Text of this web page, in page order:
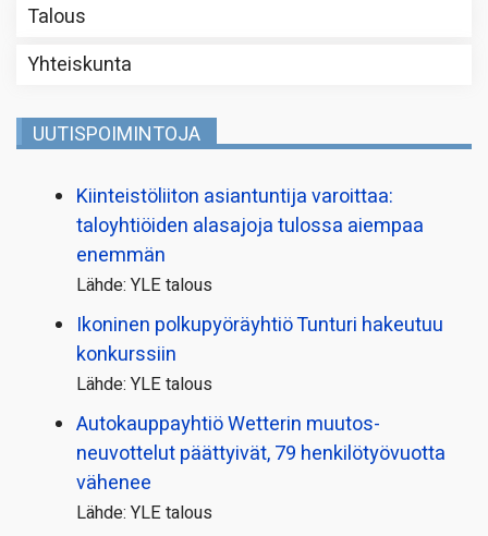
Talous
Yhteiskunta
UUTISPOIMINTOJA
Kiinteistö­liiton asiantuntija varoittaa:
taloyhtiöiden alasajoja tulossa aiempaa
enemmän
Lähde: YLE talous
Ikoninen polkupyörä­yhtiö Tunturi hakeutuu
konkurssiin
Lähde: YLE talous
Autokauppayhtiö Wetterin muutos­
neuvottelut päättyivät, 79 henkilö­työvuotta
vähenee
Lähde: YLE talous